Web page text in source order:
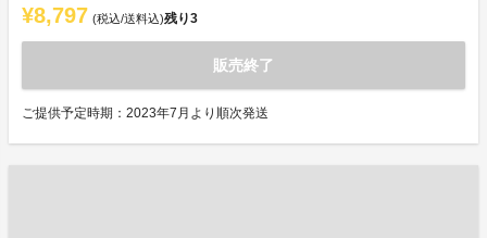
¥8,797 (税込/送料込)残り3
販売終了
ご提供予定時期：2023年7月より順次発送